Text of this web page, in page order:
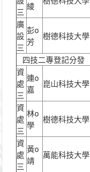
三
綾
廣
設
三
彭o
芳
樹德科技大學
四技二專登記分發
資
處
三
連o
嘉
崑山科技大學
資
處
三
林o
學
樹德科技大學
資
處
三
黃o
靖
萬能科技大學